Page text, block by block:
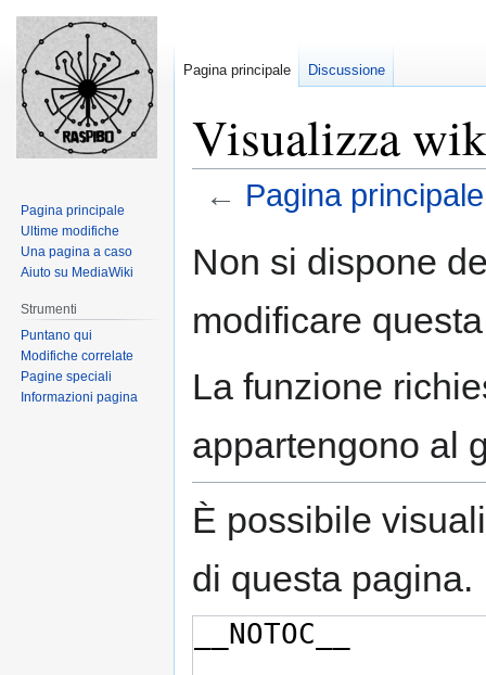
Visualizza
← Pagina principale
toto
Non si dispone
modificare
La funzione
appartengono al
È possibile
di questa pagina.
Pagina principale Discussione
Pagina principale
Ultime modifiche
Una pagina a caso
Aiuto su MediaWiki
Strumenti
Puntano qui
Modifiche correlate
Pagine speciali
Informazioni pagina